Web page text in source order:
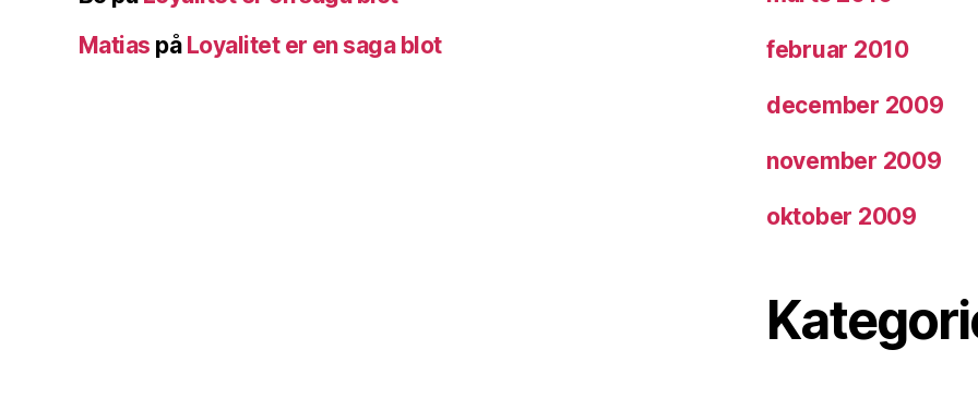
Matias på Loyalitet er en saga blot februar 2010
december 2009
november 2009
oktober 2009